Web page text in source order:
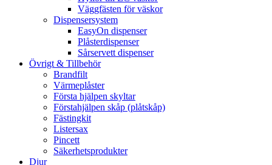
Väggfästen för väskor
Dispensersystem
EasyOn dispenser
Plåsterdispenser
Sårservett dispenser
Övrigt & Tillbehör
Brandfilt
Värmeplåster
Första hjälpen skyltar
Förstahjälpen skåp (plåtskåp)
Fästingkit
Listersax
Pincett
Säkerhetsprodukter
Djur